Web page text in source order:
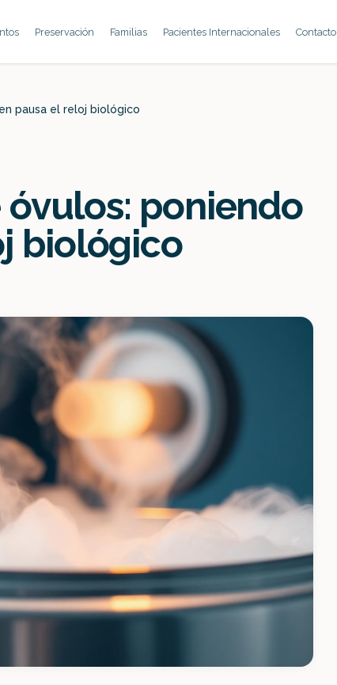
Preservación Familias Pacientes Internacionales Contacto
pausa el reloj biológico
poniendo
biológico